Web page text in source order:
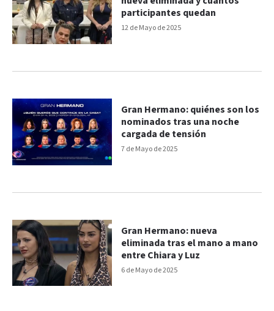
12 de Mayo de 2025
participantes quedan
7 de Mayo de 2025
Gran Hermano: quiénes son los
nominados tras una noche
cargada de tensión
6 de Mayo de 2025
Gran Hermano: nueva
eliminada tras el mano a mano
entre Chiara y Luz